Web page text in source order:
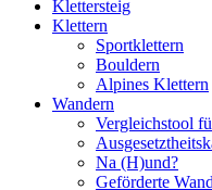
Klettersteig
Klettern
Sportklettern
Bouldern
Alpines Klettern
Wandern
Vergleichstool
Na (H)und?
Geförderte